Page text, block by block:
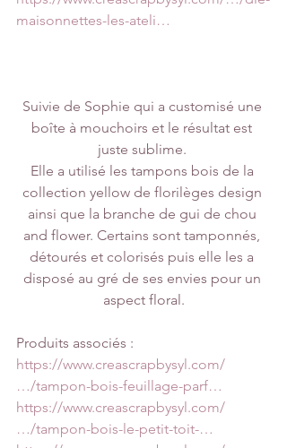
maisonnettes-les-ateli…
Suivie de Sophie qui a customisé une
boîte à mouchoirs et le résultat est
juste sublime.
Elle a utilisé les tampons bois de la
collection yellow de florilèges design
ainsi que la branche de gui de chou
and flower. Certains sont tamponnés,
détourés et colorisés puis elle les a
disposé au gré de ses envies pour un
aspect floral.
Produits associés :
https://www.creascrapbysyl.com/
…/tampon-bois-feuillage-parf…
https://www.creascrapbysyl.com/
…/tampon-bois-le-petit-toit-…